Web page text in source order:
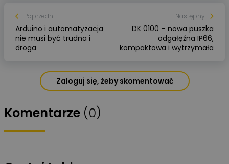
Poprzedni
Arduino i automatyzacja
nie musi być trudna i
droga
Następny
DK 0100 – nowa puszka
odgałęźna IP66,
kompaktowa i wytrzymała
Zaloguj się, żeby skomentować
Komentarze (0)